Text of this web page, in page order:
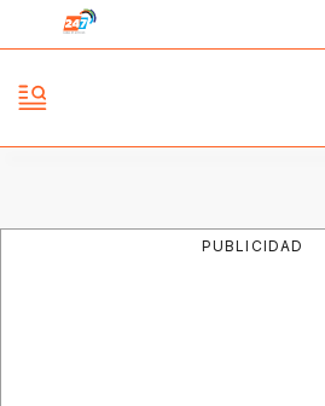
PUBLICIDAD